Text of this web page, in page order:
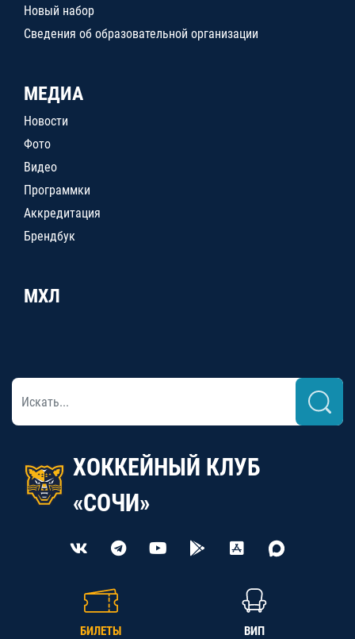
Новый набор
Сведения об образовательной организации
МЕДИА
Новости
Фото
Видео
Программки
Аккредитация
Брендбук
МХЛ
ХОККЕЙНЫЙ КЛУБ
«СОЧИ»
БИЛЕТЫ ВИП